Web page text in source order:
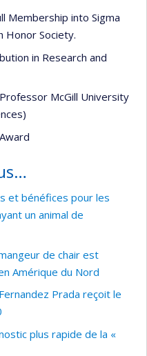
Membership into Sigma
Honor Society.
in Research and
McGill University
et bénéfices pour les
un animal de
de chair est
Amérique du Nord
Prada reçoit le
plus rapide de la «